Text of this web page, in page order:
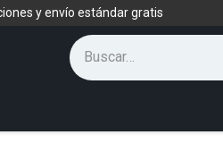
y envío estándar gratis